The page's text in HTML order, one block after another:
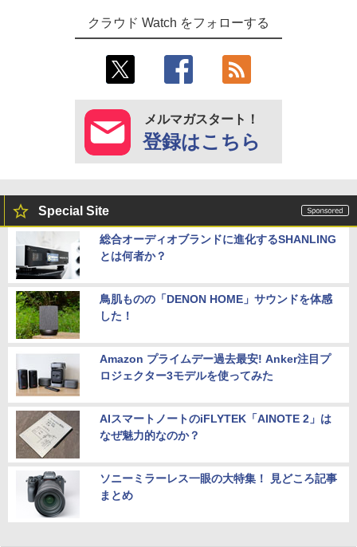
クラウド Watch をフォローする
メルマガスタート！
登録はこちら
Special Site
総合オーディオブランドに進化するSHANLING
とは何者か？
鳥肌ものの「DENON HOME」サウンドを体感
した！
Amazon プライムデー過去最安! Anker注目プ
ロジェクター3モデルを使ってみた
AIスマートノートのiFLYTEK「AINOTE 2」は
なぜ魅力的なのか？
ソニーミラーレス一眼の大特集！ 見どころ記事
まとめ